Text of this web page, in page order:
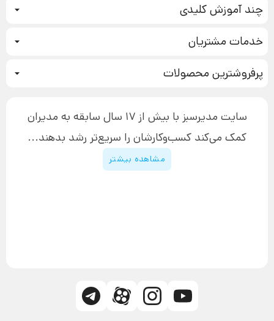
چند آموزش کلیدی
بازاریابی عصبی
تبلیغ نویسی
افزایش عملکرد
چگونه کتاب بنویسیم
دوره اینستاگرام
خدمات مشتریان
آموزش دسترسی به دانلود فایل‌ها
پیگیری سفارش
پشتیبانی
قوانین و مقررات سایت
پرفروشترین محصولاتدوره جدید سیستم سازی
سایت مدیرسبز با بیش از 17 سال سابقه به مدیران
کمک می‌کند کسب‌و‌کارشان را سریع‌تر رشد بدهند...
مشاهده بیشتر